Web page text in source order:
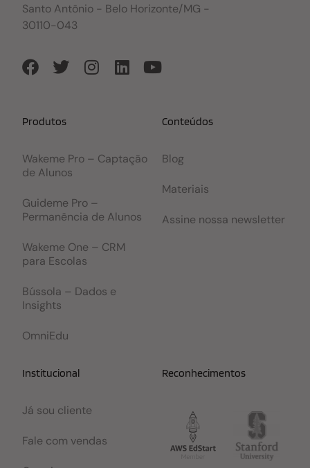
Santo Antônio - Belo Horizonte/MG -
30110-043
Produtos
Wakeme Pro – Captação
de Alunos
Guideme Pro –
Permanência de Alunos
Wakeme One – CRM
para Escolas
Bússola – Dados e
Insights
OmniEdu
Conteúdos
Blog
Materiais
Assine nossa newsletter
Institucional
Já sou cliente
Fale com vendas
Reconhecimentos